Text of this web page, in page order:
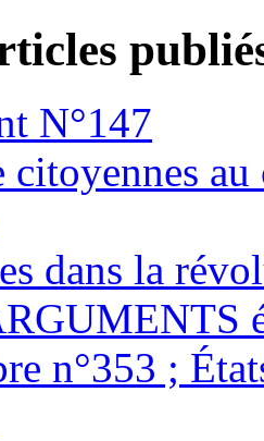
N°147
citoyennes
dans la
n°353 ;